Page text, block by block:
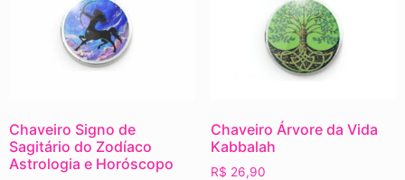
Chaveiro Signo de
Sagitário do Zodíaco
Astrologia e Horóscopo
Chaveiro Árvore da Vida
Kabbalah
R$ 26,90